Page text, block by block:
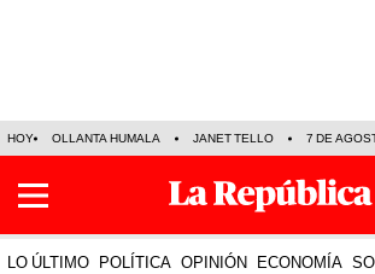
HOY OLLANTA HUMALA JANET TELLO 7 DE
LO ÚLTIMO POLÍTICA OPINIÓN ECONOMÍA